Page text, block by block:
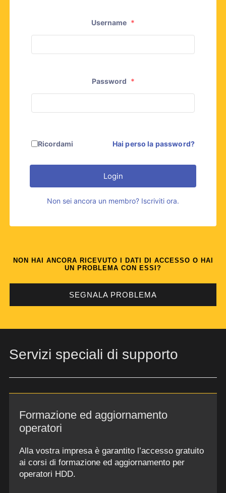
Username *
Password *
Ricordami Hai perso la password?
Login
Non sei ancora un membro? Iscriviti ora.
NON HAI ANCORA RICEVUTO I DATI DI ACCESSO O HAI
UN PROBLEMA CON ESSI?
SEGNALA PROBLEMA
Servizi speciali di supporto
Formazione ed aggiornamento
operatori
Alla vostra impresa è garantito l’accesso gratuito
ai corsi di formazione ed aggiornamento per
operatori HDD.